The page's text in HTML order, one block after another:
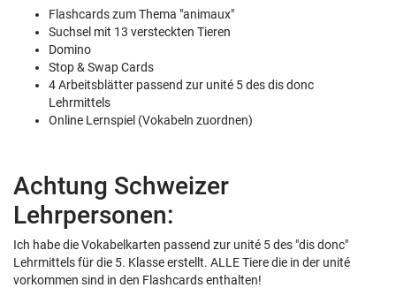
Flashcards zum Thema "animaux"
Suchsel mit 13 versteckten Tieren
Domino
Stop & Swap Cards
4 Arbeitsblätter passend zur unité 5 des dis donc
Lehrmittels
Online Lernspiel (Vokabeln zuordnen)
Achtung Schweizer
Lehrpersonen:
Ich habe die Vokabelkarten passend zur unité 5 des "dis donc"
Lehrmittels für die 5. Klasse erstellt. ALLE Tiere die in der unité
vorkommen sind in den Flashcards enthalten!